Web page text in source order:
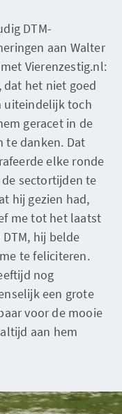
DTM-
aan Walter
Vierenzestig.nl:
dat het niet goed
uiteindelijk toch
geracet in de
te danken. Dat
elke ronde
sectortijden te
hij gezien had,
me tot het laatst
hij belde
te feliciteren.
nog
een grote
voor de mooie
aan hem